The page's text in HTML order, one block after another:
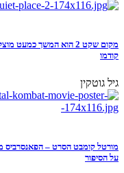
מקום שקט 2 הוא המשך כמעט
קודמו
גיל גוטקין
מורטל קומבט הסרט –
על הסיפור